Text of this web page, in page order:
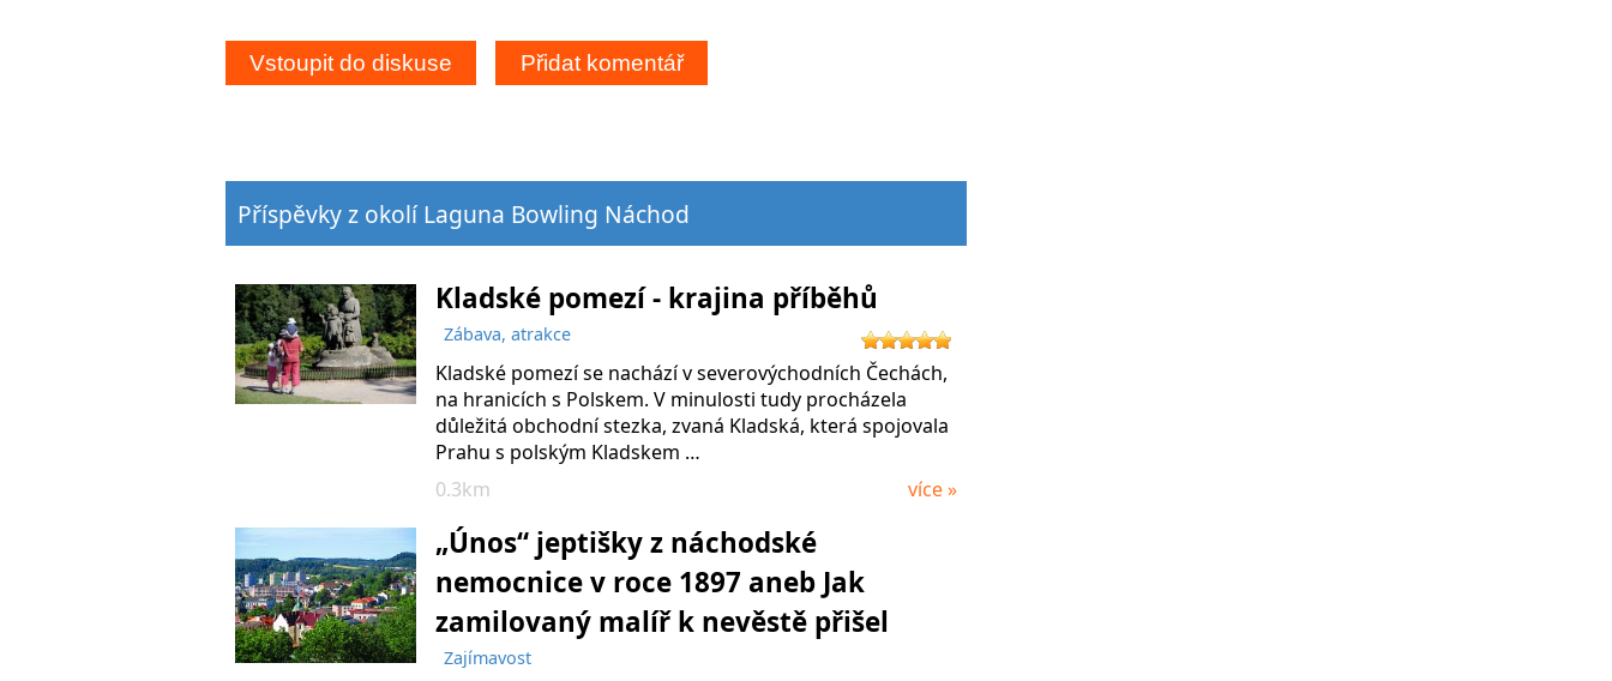
Příspěvky z okolí Laguna Bowling Náchod
Kladské pomezí - krajina příběhů
Zábava, atrakce
Kladské pomezí se nachází v severovýchodních Čechách,
na hranicích s Polskem. V minulosti tudy procházela
důležitá obchodní stezka, zvaná Kladská, která spojovala
Prahu s polským Kladskem …
0.3km
více »
„Únos“ jeptišky z náchodské
nemocnice v roce 1897 aneb Jak
zamilovaný malíř k nevěstě přišel
Zajímavost